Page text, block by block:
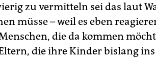
zu vermitteln sei das laut
müsse – weil es eben
die da kommen
die ihre Kinder bislang